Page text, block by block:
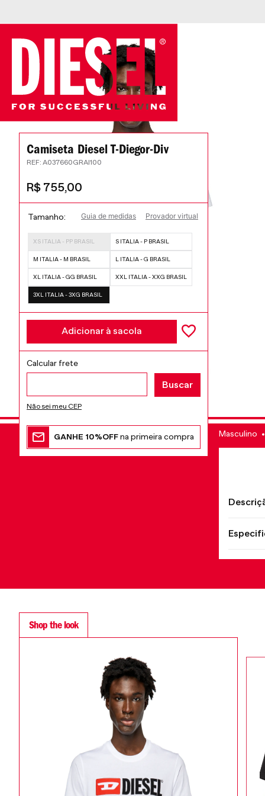
Camiseta Diesel T-Diegor-Div
: A037660GRAI100
R$ 755,00
Provador virtual
Guia de medidas
Tamanho
XS ITALIA - PP BRASIL S ITALIA - P BRASIL
M ITALIA - M BRASIL L ITALIA - G BRASIL
XL ITALIA - GG BRASIL XXL ITALIA - XXG BRASIL
3XL ITALIA - 3XG BRASIL
Adicionar à sacola
Não sei meu CEP
GANHE 10%OFFna primeira compra Masculino
Shop the look